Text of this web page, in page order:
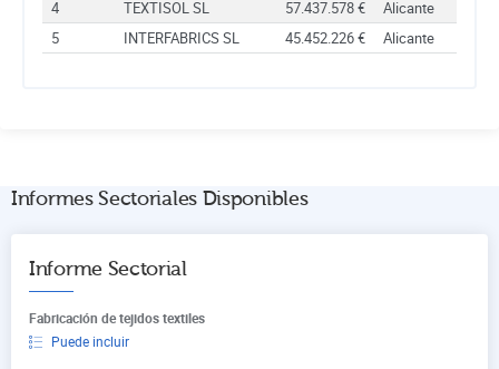
4
TEXTISOL SL 57.437.578 €
Alicante
5
INTERFABRICS SL 45.452.226 € Alicante
Informes Sectoriales Disponibles
Informe Sectorial
Fabricación de tejidos textiles
Puede incluir